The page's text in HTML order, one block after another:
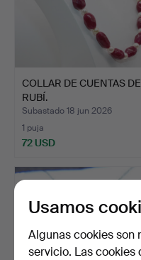
COLLAR DE CUENTAS DE
RUBÍ.
Subastado 18 jun 2026
1 puja
72 USD
Usamos
Algunas cookies son
servicio. Las cookies